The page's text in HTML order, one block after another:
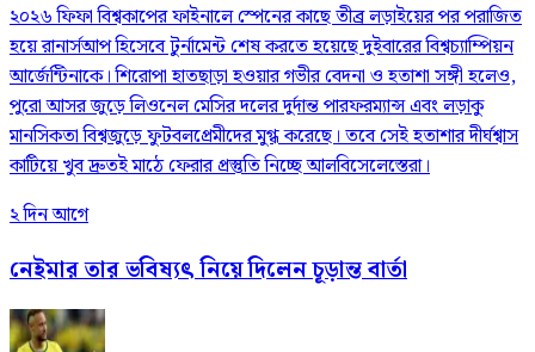
২০২৬ ফিফা বিশ্বকাপের ফাইনালে স্পেনের কাছে তীব্র লড়াইয়ের পর পরাজিত
হয়ে রানার্সআপ হিসেবে টুর্নামেন্ট শেষ করতে হয়েছে দুইবারের বিশ্বচ্যাম্পিয়ন
আর্জেন্টিনাকে। শিরোপা হাতছাড়া হওয়ার গভীর বেদনা ও হতাশা সঙ্গী হলেও,
পুরো আসর জুড়ে লিওনেল মেসির দলের দুর্দান্ত পারফরম্যান্স এবং লড়াকু
মানসিকতা বিশ্বজুড়ে ফুটবলপ্রেমীদের মুগ্ধ করেছে। তবে সেই হতাশার দীর্ঘশ্বাস
কাটিয়ে খুব দ্রুতই মাঠে ফেরার প্রস্তুতি নিচ্ছে আলবিসেলেস্তেরা।
২ দিন আগে
নেইমার তার ভবিষ্যৎ নিয়ে দিলেন চূড়ান্ত বার্তা